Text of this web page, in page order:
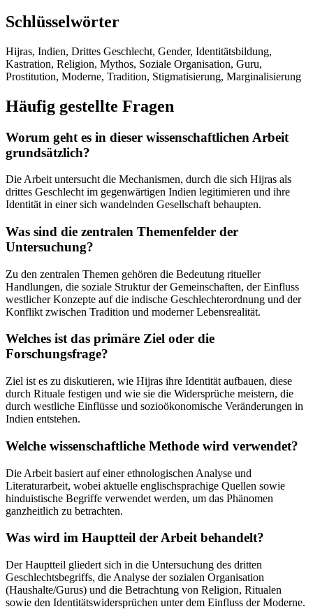
Schlüsselwörter
Hijras, Indien, Drittes Geschlecht, Gender, Identitätsbildung,
Kastration, Religion, Mythos, Soziale Organisation, Guru,
Prostitution, Moderne, Tradition, Stigmatisierung, Marginalisierung
Häufig gestellte Fragen
Worum geht es in dieser wissenschaftlichen Arbeit
grundsätzlich?
Die Arbeit untersucht die Mechanismen, durch die sich Hijras als
drittes Geschlecht im gegenwärtigen Indien legitimieren und ihre
Identität in einer sich wandelnden Gesellschaft behaupten.
Was sind die zentralen Themenfelder der
Untersuchung?
Zu den zentralen Themen gehören die Bedeutung ritueller
Handlungen, die soziale Struktur der Gemeinschaften, der Einfluss
westlicher Konzepte auf die indische Geschlechterordnung und der
Konflikt zwischen Tradition und moderner Lebensrealität.
Welches ist das primäre Ziel oder die
Forschungsfrage?
Ziel ist es zu diskutieren, wie Hijras ihre Identität aufbauen, diese
durch Rituale festigen und wie sie die Widersprüche meistern, die
durch westliche Einflüsse und sozioökonomische Veränderungen in
Indien entstehen.
Welche wissenschaftliche Methode wird verwendet?
Die Arbeit basiert auf einer ethnologischen Analyse und
Literaturarbeit, wobei aktuelle englischsprachige Quellen sowie
hinduistische Begriffe verwendet werden, um das Phänomen
ganzheitlich zu betrachten.
Was wird im Hauptteil der Arbeit behandelt?
Der Hauptteil gliedert sich in die Untersuchung des dritten
Geschlechtsbegriffs, die Analyse der sozialen Organisation
(Haushalte/Gurus) und die Betrachtung von Religion, Ritualen
sowie den Identitätswidersprüchen unter dem Einfluss der Moderne.